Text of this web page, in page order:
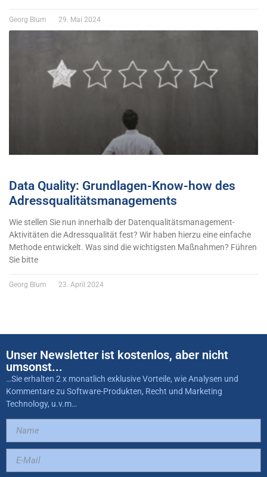
Georg Blum 29. Mai 2024
Data Quality: Grundlagen-Know-how des
Adressqualitätsmanagements
Wie stellen Sie nun innerhalb der Datenqualitätsmanagement-
Aktivitäten die Adressqualität fest? Wir haben hierzu eine einfache
Methode entwickelt. Was sind die wichtigsten Maßnahmen? Führen
Sie bitte
Georg Blum 23. April 2024
Unser Newsletter ist kostenlos, aber nicht
umsonst...
…Sie erhalten 2 x monatlich exklusive Vorteile, wie Analysen und
Kommentare zu Software-Produkten, Recht und Marketing
Technology, u.v.m…